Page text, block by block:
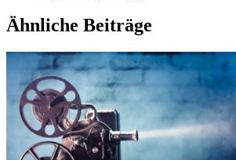
Ähnliche Beiträge